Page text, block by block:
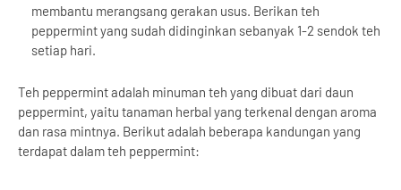
membantu merangsang gerakan usus. Berikan teh
peppermint yang sudah didinginkan sebanyak 1-2 sendok teh
setiap hari.
Teh peppermint adalah minuman teh yang dibuat dari daun
peppermint, yaitu tanaman herbal yang terkenal dengan aroma
dan rasa mintnya. Berikut adalah beberapa kandungan yang
terdapat dalam teh peppermint: